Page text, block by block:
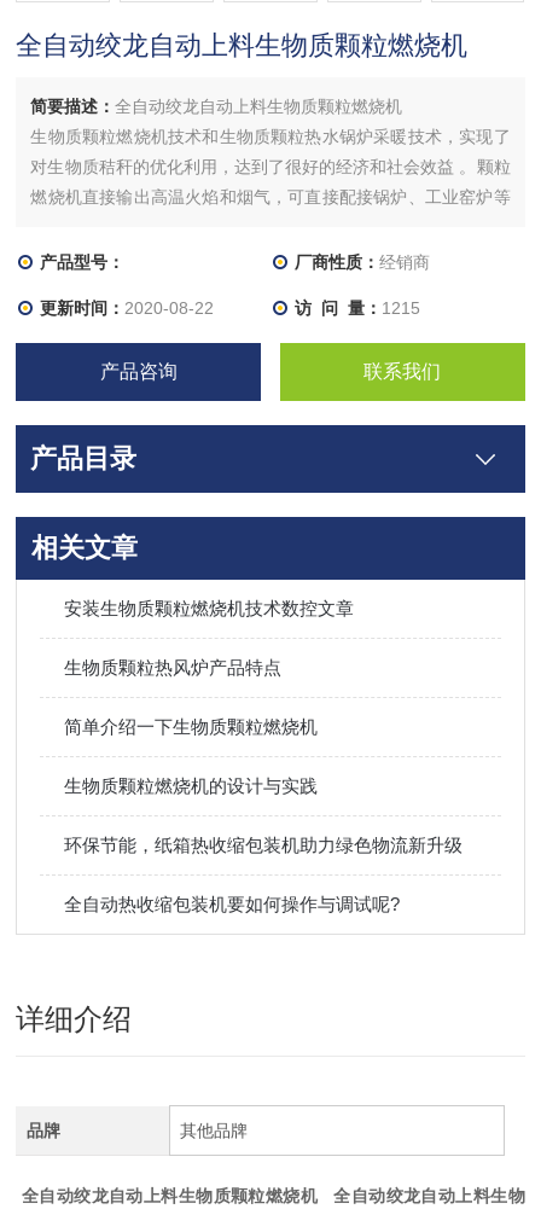
全自动绞龙自动上料生物质颗粒燃烧机
简要描述：全自动绞龙自动上料生物质颗粒燃烧机
生物质颗粒燃烧机技术和生物质颗粒热水锅炉采暖技术，实现了
对生物质秸秆的优化利用，达到了很好的经济和社会效益 。颗粒
燃烧机直接输出高温火焰和烟气，可直接配接锅炉、工业窑炉等
产品型号：
厂商性质： 经销商
更新时间： 2020-08-22 访 问 量： 1215
产品咨询 联系我们
产品目录
相关文章
安装生物质颗粒燃烧机技术数控文章
生物质颗粒热风炉产品特点
简单介绍一下生物质颗粒燃烧机
生物质颗粒燃烧机的设计与实践
环保节能，纸箱热收缩包装机助力绿色物流新升级
全自动热收缩包装机要如何操作与调试呢?
详细介绍
品牌 其他品牌
全自动绞龙自动上料生物质颗粒燃烧机 全自动绞龙自动上料生物